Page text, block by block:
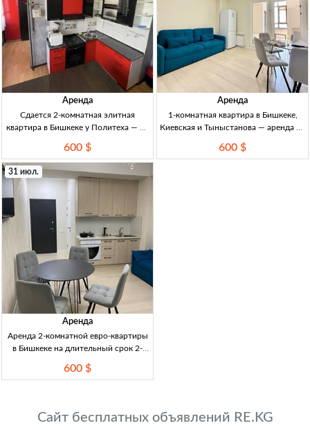
Аренда
Сдается 2-комнатная элитная
квартира в Бишкеке у Политеха — 73
м², Бишкек, р-н Политеха, ул.
Токтоналиева, рядом с
Душанбинской, уютная, чи
600 $
Аренда
1-комнатная квартира в Бишкеке,
Киевская и Тыныстанова — аренда на
35 м², 10/19 эт., быт. техн.,
600 $
31 июл.
Аренда
Аренда 2-комнатной евро-квартиры
в Бишкеке на длительный срок 2-
Киевская/Тыныстанова, меб., быт.
600 $
Сайт бесплатных объявлений RE.KG